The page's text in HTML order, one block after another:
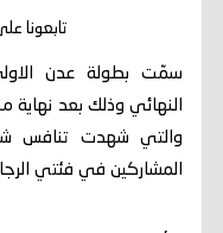
تابعونا
سمّت بطولة عدن الاولى
النهائي وذلك بعد نهاية
والتي شهدت تنافس
المشاركين في فئتي